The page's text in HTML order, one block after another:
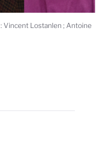
Vincent Lostanlen ; Antoine